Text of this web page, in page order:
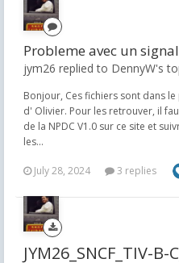
Probleme avec un
jym26 replied to DennyW's
Bonjour, Ces fichiers sont dans le
d' Olivier. Pour les retrouver, il
de la NPDC V1.0 sur ce site et
les...
July 28, 2024 3 replies
JYM26_SNCF_TIV-B-